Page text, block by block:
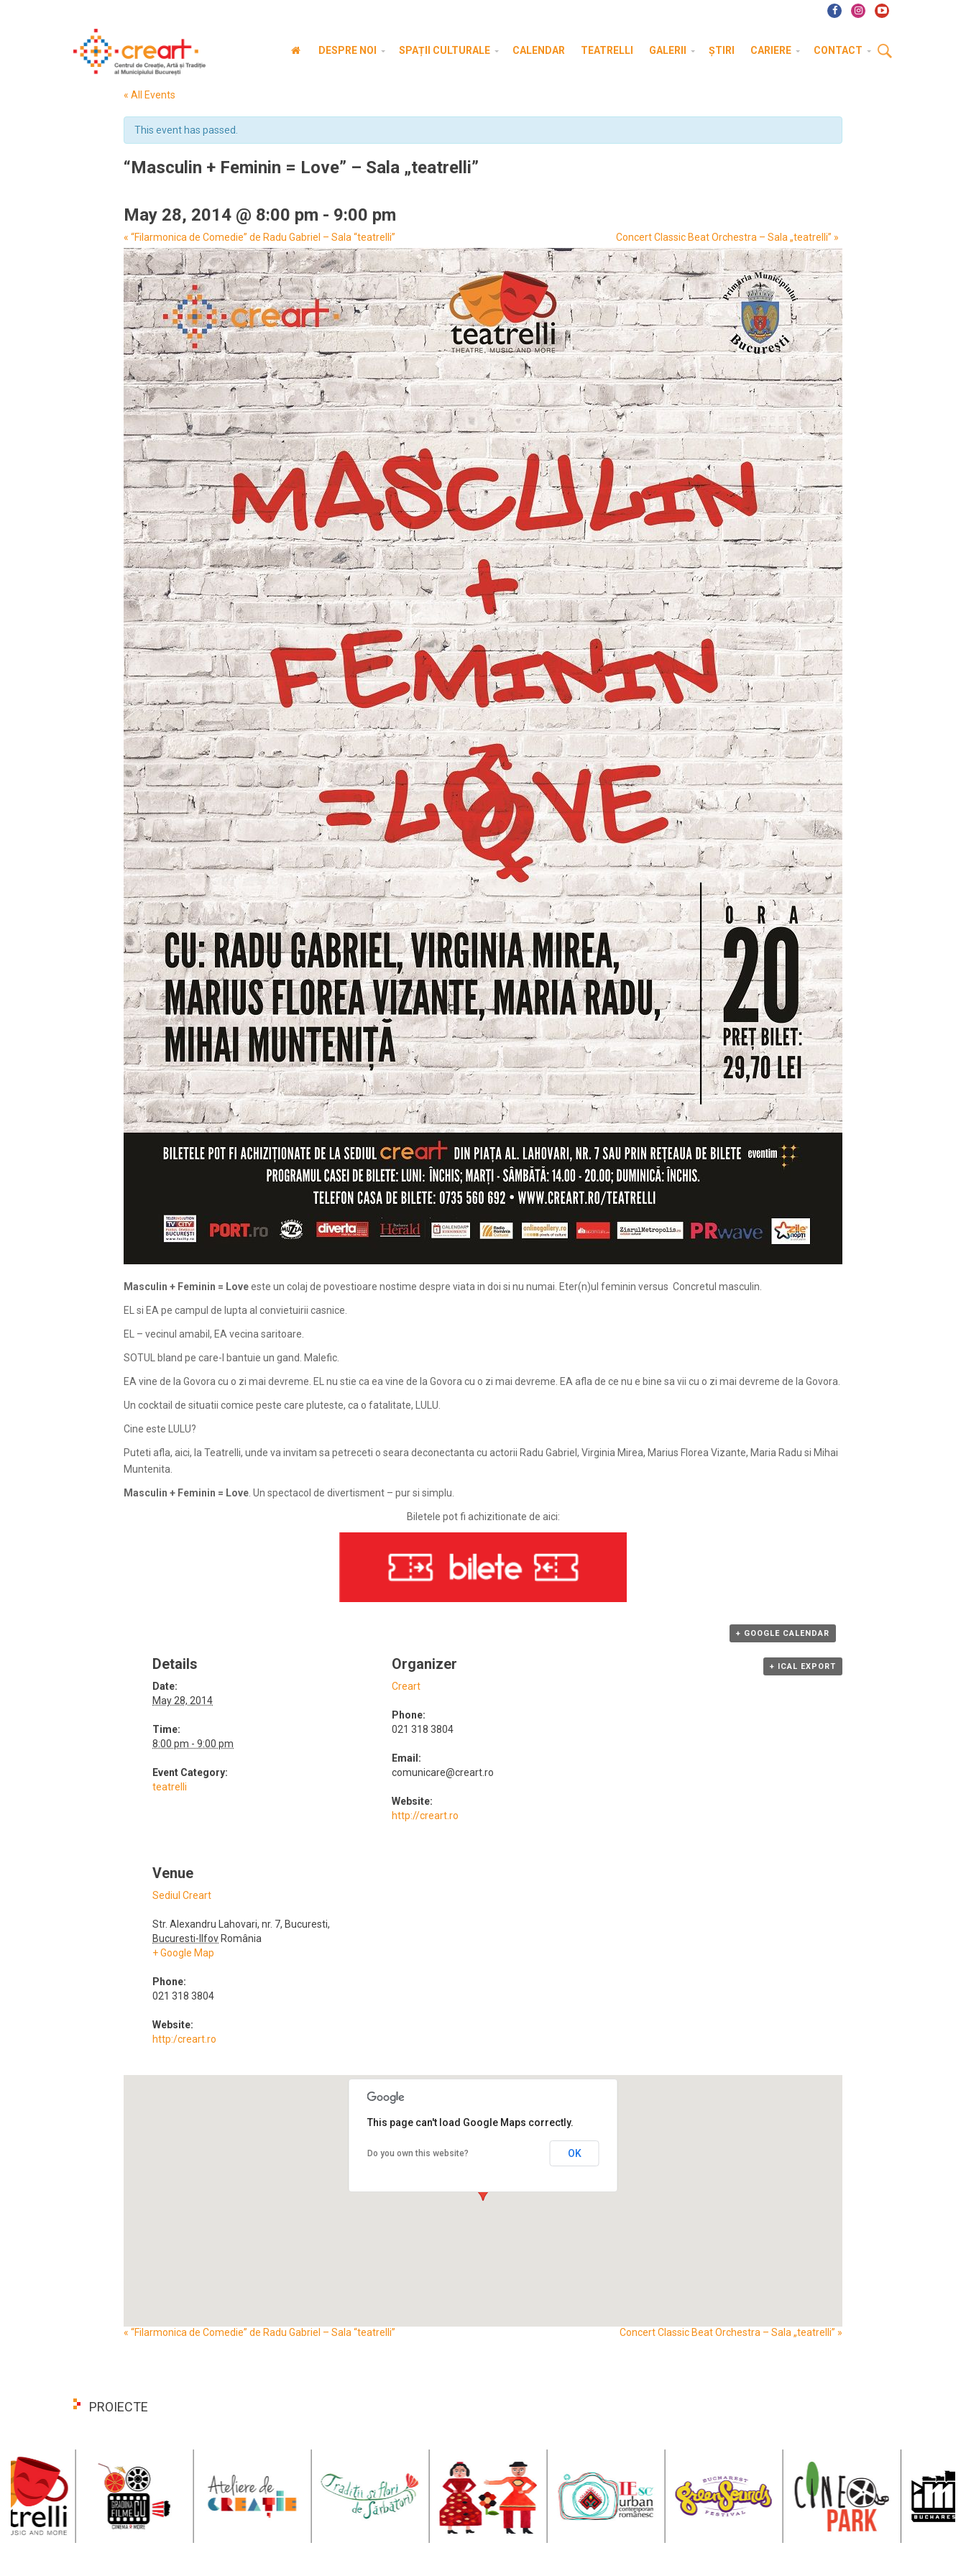
DESPRE NOI SPAȚII CULTURALE CALENDAR TEATRELLI GALERII ȘTIRI CARIERE CONTACT
« All Events
This event has passed.
“Masculin + Feminin = Love” – Sala „teatrelli”
May 28, 2014 @ 8:00 pm - 9:00 pm
Event
Navigation
« “Filarmonica de Comedie” de Radu Gabriel – Sala “teatrelli” Concert Classic Beat Orchestra – Sala „teatrelli” »
Masculin + Feminin = Loveeste un colaj de povestioare nostime despre viata in doi si nu numai. Eter(n)ul feminin versus Concretul masculin.
EL si EA pe campul de lupta al convietuirii casnice.
EL – vecinul amabil, EA vecina saritoare.
SOTUL bland pe care-l bantuie un gand. Malefic.
EA vine de la Govora cu o zi mai devreme. EL nu stie ca ea vine de la Govora cu o zi mai devreme. EA afla de ce nu e bine sa vii cu o zi mai devreme de la Govora.
Un cocktail de situatii comice peste care pluteste, ca o fatalitate, LULU.
Cine este LULU?
Puteti afla, aici, la Teatrelli, unde va invitam sa petreceti o seara deconectanta cu actorii Radu Gabriel, Virginia Mirea, Marius Florea Vizante, Maria Radu si Mihai
Muntenita.
Masculin + Feminin = Love . Un spectacol de divertisment – pur si simplu.
Biletele pot fi achizitionate de aici:
+ GOOGLE CALENDAR
+ ICAL EXPORT
Details
Date:
May 28, 2014
Time:
8:00 pm - 9:00 pm
Event Category:
teatrelli
Organizer
Creart
Phone:
021 318 3804
Email:
comunicare@creart.ro
Website:
http://creart.ro
Venue
Sediul Creart
Str. Alexandru Lahovari, nr. 7, Bucuresti,
Bucuresti-IlfovRomânia
+ Google Map
Phone:
021 318 3804
Website:
http:/creart.ro
This page can't load Google Maps correctly.
Do you own this website? OK
Event
« “Filarmonica de Comedie” de Radu Gabriel – Sala “teatrelli” Concert Classic Beat Orchestra – Sala „teatrelli” »
PROIECTE